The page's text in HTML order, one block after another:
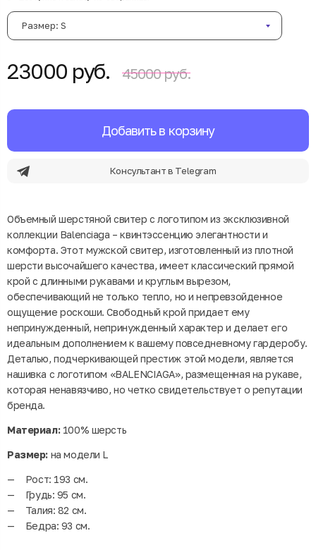
Размер: S
23000 руб. 45000 руб.
Добавить в корзину
Консультант в Telegram
Объемный шерстяной свитер с логотипом из эксклюзивной
коллекции Balenciaga – квинтэссенцию элегантности и
комфорта. Этот мужской свитер, изготовленный из плотной
шерсти высочайшего качества, имеет классический прямой
крой с длинными рукавами и круглым вырезом,
обеспечивающий не только тепло, но и непревзойденное
ощущение роскоши. Свободный крой придает ему
непринужденный, непринужденный характер и делает его
идеальным дополнением к вашему повседневному гардеробу.
Деталью, подчеркивающей престиж этой модели, является
нашивка с логотипом «BALENCIAGA», размещенная на рукаве,
которая ненавязчиво, но четко свидетельствует о репутации
бренда.
Материал:100% шерсть
Размер: на модели L
Рост: 193 см.
Грудь: 95 см.
Талия: 82 см.
Бедра: 93 см.